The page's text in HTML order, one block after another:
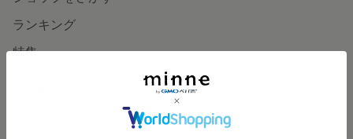
ランキング
特集